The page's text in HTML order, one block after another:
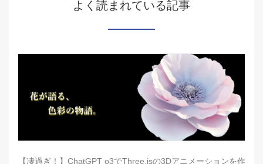
よく読まれている記事
【凄過ぎ！】ChatGPT o3でThree.jsの3Dアニメーションを作